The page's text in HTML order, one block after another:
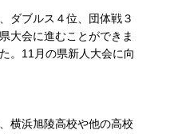
ダブルス４位、団体戦３
大会に進むことができま
。11月の県新人大会に向
横浜旭陵高校や他の高校